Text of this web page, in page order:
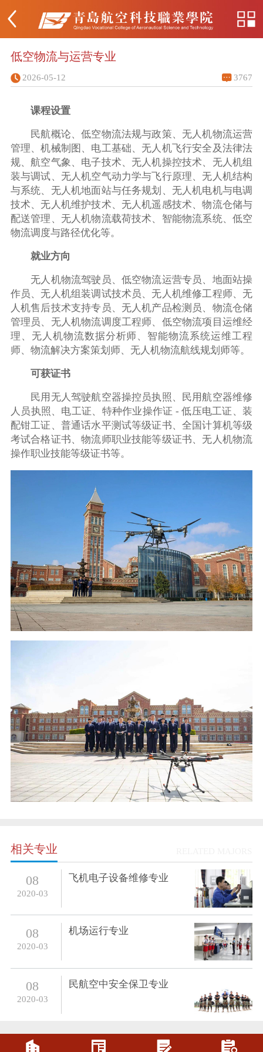
低空物流与运营专业
2026-05-12 3767
课程设置
民航概论、低空物流法规与政策、无人机物流运营
管理、机械制图、电工基础、无人机飞行安全及法律法
规、航空气象、电子技术、无人机操控技术、无人机组
装与调试、无人机空气动力学与飞行原理、无人机结构
与系统、无人机地面站与任务规划、无人机电机与电调
技术、无人机维护技术、无人机遥感技术、物流仓储与
配送管理、无人机物流载荷技术、智能物流系统、低空
物流调度与路径优化等。
就业方向
无人机物流驾驶员、低空物流运营专员、地面站操
作员、无人机组装调试技术员、无人机维修工程师、无
人机售后技术支持专员、无人机产品检测员、物流仓储
管理员、无人机物流调度工程师、低空物流项目运维经
理、无人机物流数据分析师、智能物流系统运维工程
师、物流解决方案策划师、无人机物流航线规划师等。
可获证书
民用无人驾驶航空器操控员执照、民用航空器维修
人员执照、电工证、特种作业操作证 - 低压电工证、装
配钳工证、普通话水平测试等级证书、全国计算机等级
考试合格证书、物流师职业技能等级证书、无人机物流
操作职业技能等级证书等。
相关专业
08
2020-03
飞机电子设备维修专业
08
2020-03
机场运行专业
08
2020-03
民航空中安全保卫专业
   